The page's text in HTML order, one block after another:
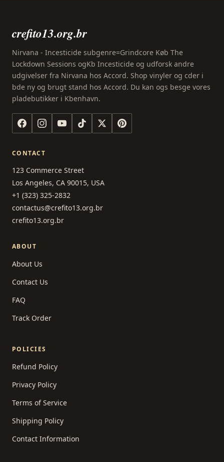
crefito13.org.br
Nirvana - Incesticide subgenre=Grindcore Køb The
Lockdown Sessions ogKb Incesticide og udforsk andre
udgivelser fra Nirvana hos Accord. Shop vinyler og cder i
bde ny og brugt stand hos Accord. Du kan ogs besge vores
pladebutikker i Kbenhavn.
CONTACT
123 Commerce Street
Los Angeles, CA 90015, USA
+1 (323) 325-2832
contactus@crefito13.org.br
crefito13.org.br
ABOUT
About Us
Contact Us
FAQ
Track Order
POLICIES
Refund Policy
Privacy Policy
Terms of Service
Shipping Policy
Contact Information